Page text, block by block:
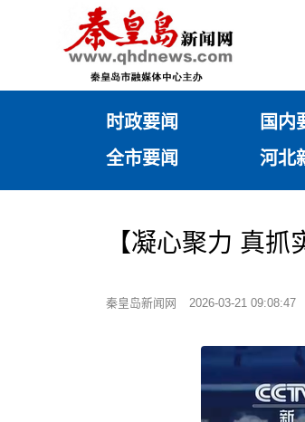
时政要闻 国内
全市要闻
河北
【凝心聚力 真
秦皇岛新闻网 2026-03-21 09:08:47